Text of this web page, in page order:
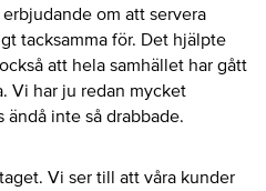
om att servera
tacksamma för. Det hjälpte
att hela samhället har gått
Vi har ju redan mycket
ändå inte så drabbade.
Vi ser till att våra kunder